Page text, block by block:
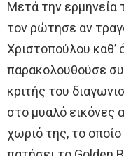
Μετά την ερμηνεία
τον ρώτησε αν
Χριστοπούλου καθ’
παρακολουθούσε
κριτής του
στο μυαλό εικόνες
χωριό της, το